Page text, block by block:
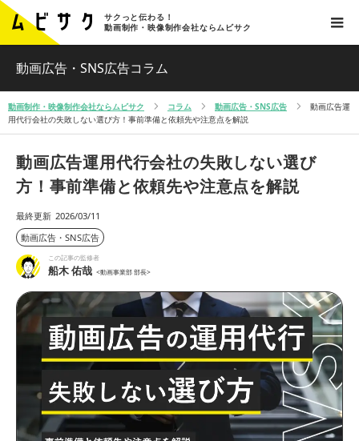
サクっと伝わる！
動画制作・映像制作会社ならムビサク
動画広告・SNS広告コラム
動画制作・映像制作会社ならムビサク コラム 動画広告・SNS広告
動画広告運
用代行会社の失敗しない選び方！事前準備と依頼先や注意点を解説
動画広告運用代行会社の失敗しない選び
方！事前準備と依頼先や注意点を解説
最終更新 2026/03/11
動画広告・SNS広告
この記事の監修者
船木 佑哉 <動画事業部 部長>